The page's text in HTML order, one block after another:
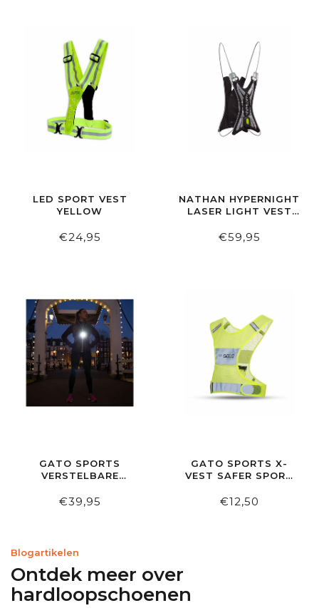
LED SPORT VEST
YELLOW
€24,95
NATHAN HYPERNIGHT
LASER LIGHT VEST
€59,95
GATO SPORTS
VERSTELBARE
€39,95
GATO SPORTS X-
VEST SAFER SPORT
€12,50
Blogartikelen
Ontdek meer over
hardloopschoenen